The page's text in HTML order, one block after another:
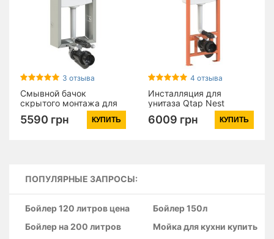
3 отзыва
Смывной бачок
скрытого монтажа для
унитаза Qtap Nest
QT0134M429 (16318)
5590 грн КУПИТЬ
4 отзыва
Инсталляция для
унитаза Qtap Nest
QT0133M425 (16317)
6009 грн КУПИТЬ
ПОПУЛЯРНЫЕ ЗАПРОСЫ:
Бойлер 120 литров цена
Бойлер 150л
Бойлер на 200 литров
Мойка для кухни купить